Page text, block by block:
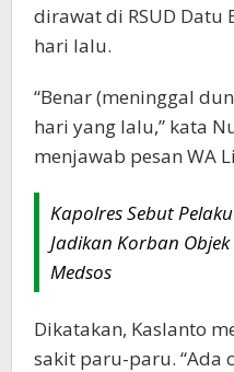
dirawat di RSUD Datu
hari lalu.
“Benar (meninggal
hari yang lalu,” kata
menjawab pesan WA
Kapolres Sebut
Jadikan Korban
Medsos
Dikatakan, Kaslanto
sakit paru-paru. “Ada